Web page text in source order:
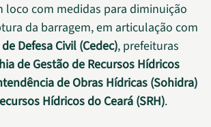
loco com medidas para diminuição
da barragem, em articulação com
Defesa Civil (Cedec), prefeituras
de Gestão de Recursos Hídricos
de Obras Hídricas (Sohidra)
Hídricos do Ceará (SRH).